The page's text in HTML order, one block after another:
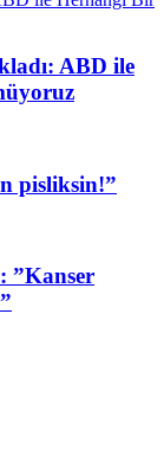
ABD ile
pisliksin!”
”Kanser